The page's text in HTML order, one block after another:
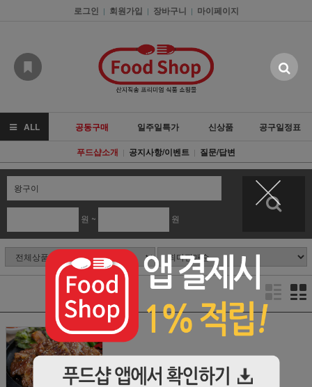
로그인 | 회원가입 | 장바구니 | 마이페이지
ALL 공동구매 일주일특가 신상품
공구일정표
푸드샵소개 | 공지사항/이벤트 | 질문/답변
원 ~ 원